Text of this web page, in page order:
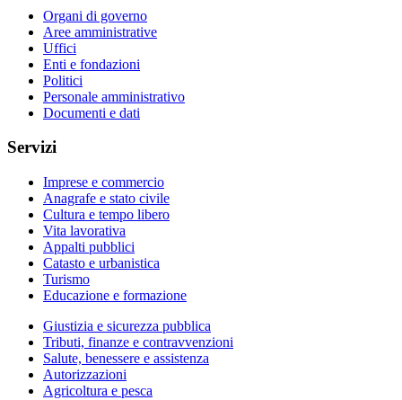
Organi di governo
Aree amministrative
Uffici
Enti e fondazioni
Politici
Personale amministrativo
Documenti e dati
Servizi
Imprese e commercio
Anagrafe e stato civile
Cultura e tempo libero
Vita lavorativa
Appalti pubblici
Catasto e urbanistica
Turismo
Educazione e formazione
Giustizia e sicurezza pubblica
Tributi, finanze e contravvenzioni
Salute, benessere e assistenza
Autorizzazioni
Agricoltura e pesca